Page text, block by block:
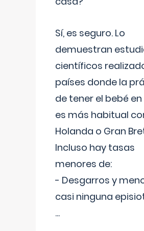
Sí, es seguro. Lo
demuestran
científicos
países donde la
de tener el bebé
es más habitual
Holanda o Gran
Incluso hay tasas
menores de:
- Desgarros y
casi ninguna
...